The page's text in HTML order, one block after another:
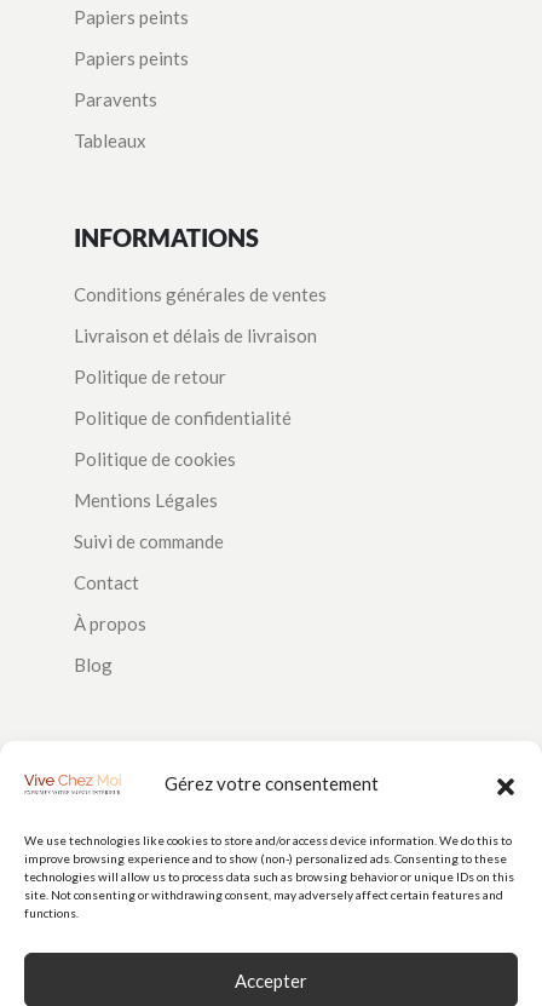
Gérez votre consentement
We use technologies like cookies to store and/or access device information. We do this to
improve browsing experience and to show (non-) personalized ads. Consenting to these
technologies will allow us to process data such as browsing behavior or unique IDs on this
site. Not consenting or withdrawing consent, may adversely affect certain features and
functions.
Accepter
Papiers peints
Papiers peints
Paravents
Tableaux
INFORMATIONS
Conditions générales de ventes
Livraison et délais de livraison
Politique de retour
Politique de confidentialité
Politique de cookies
Mentions Légales
Suivi de commande
Contact
À propos
Blog
PAIEMENTS